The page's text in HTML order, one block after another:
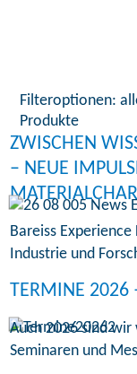
Filteroptionen:
Produkte
ZWISCHEN
– NEUE
Bareiss
Industrie und
TERMINE 2026
Auch 2026 sind
Seminaren und